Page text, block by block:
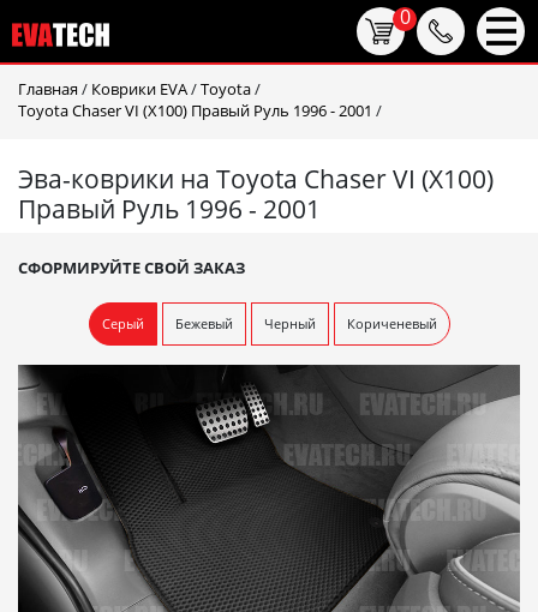
Главная / Коврики EVA/Toyota/
Toyota Chaser VI (X100) Правый Руль 1996 - 2001 /
Эва-коврики на Toyota Chaser VI (X100)
Правый Руль 1996 - 2001
СФОРМИРУЙТЕ СВОЙ ЗАКАЗ
Серый Бежевый Черный Кориченевый
0